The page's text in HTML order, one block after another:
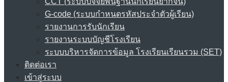
G-code (ระบบกำหนดรหัสประจำตัวผู้เรียน)
รายงานการรับนักเรียน
รายงานระบบบัญชีโรงเรียน
ระบบบริหารจัดการข้อมูล โรงเรียนเรียนรวม (SET)
ติดต่อเรา
เข้าสู่ระบบ